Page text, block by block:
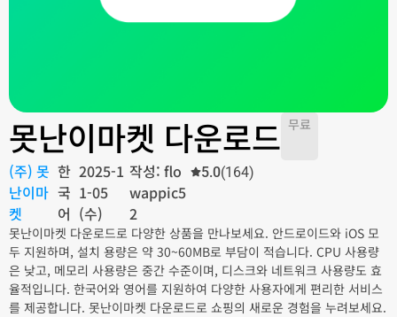
못난이마켓 다운로드 무료
(주) 못
난이마
켓
한
국
어
2025-1
1-05
(수)
작성: flo
wappic5
2
5.0(164)
못난이마켓 다운로드로 다양한 상품을 만나보세요. 안드로이드와 iOS 모
두 지원하며, 설치 용량은 약 30~60MB로 부담이 적습니다. CPU 사용량
은 낮고, 메모리 사용량은 중간 수준이며, 디스크와 네트워크 사용량도 효
율적입니다. 한국어와 영어를 지원하여 다양한 사용자에게 편리한 서비스
를 제공합니다. 못난이마켓 다운로드로 쇼핑의 새로운 경험을 누려보세요.